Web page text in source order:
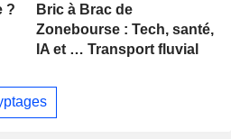
?
Bric à Brac de
Zonebourse : Tech, santé,
IA et … Transport fluvial